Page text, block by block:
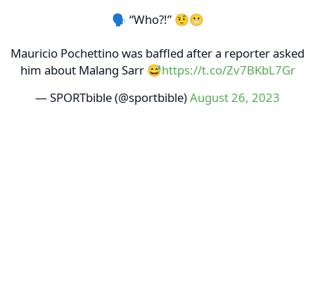
🗣️ “Who?!” 🤨😬
Mauricio Pochettino was baffled after a reporter asked
him about Malang Sarr 😅https://t.co/Zv7BKbL7Gr
— SPORTbible (@sportbible)August 26, 2023